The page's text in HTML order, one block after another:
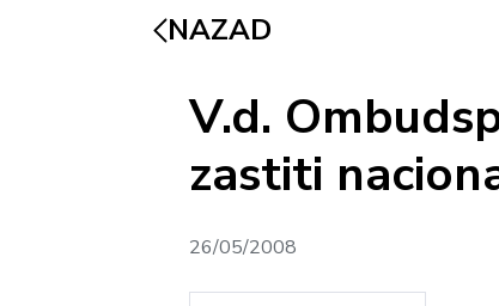
NAZAD
V.d.
zastiti
26/05/2008